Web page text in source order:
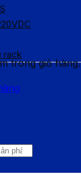
trong giỏ hàng.
rack